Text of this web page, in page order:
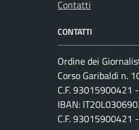
Contatti
CONTATTI
Ordine dei
Corso Garibaldi n.
C.F. 93015900421
IBAN:
C.F. 93015900421